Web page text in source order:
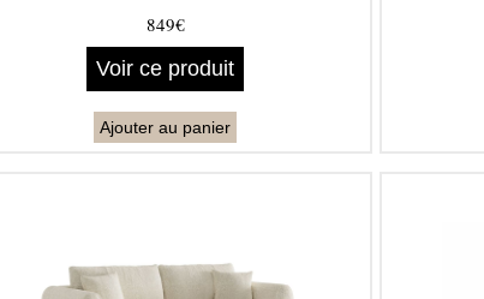
849€
Voir ce produit
Ajouter au panier